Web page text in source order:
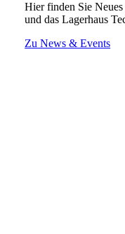
Hier finden Sie
und das Lagerhaus
Zu News & Events